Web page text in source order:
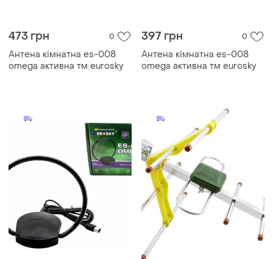
473 грн 0
Антена кімнатна es-008
omega активна тм eurosky
397 грн 0
Антена кімнатна es-008
omega активна тм eurosky